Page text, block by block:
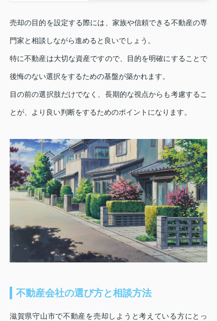
売却の目的を設定する際には、家族や信頼できる不動産の専
門家と相談しながら進めると良いでしょう。
特に不動産は大切な資産ですので、目的を明確にすることで
後悔のない選択をするための基盤が築かれます。
目の前の選択肢だけでなく、長期的な視点からも考慮するこ
とが、より良い判断をするためのポイントになります。
不動産会社の選び方と相談方法
滋賀県守山市で不動産を売却しようと考えている方にとっ